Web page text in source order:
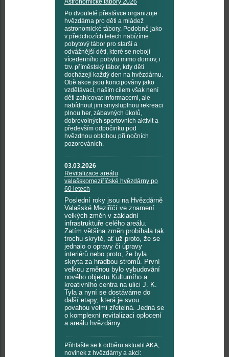
Po dvouleté přestávce organizuje
hvězdárna pro děti a mládež
astronomické tábory. Podobně jako
v předchozích letech nabízíme
pobytový tábor pro starší a
odvážnější děti, které se nebojí
vícedenního pobytu mimo domov, i
tzv. příměstský tábor, kdy děti
docházejí každý den na hvězdárnu.
Obě akce jsou koncipovány jako
vzdělávací, naším cílem však není
děti zahlcovat informacemi, ale
nabídnout jim smysluplnou rekreaci
plnou her, zábavných úkolů,
dobrovolných sportovních aktivit a
především odpočinku pod
hvězdnou oblohou při nočních
pozorováních.
03.03.2026
Revitalizace areálu
valašskomeziříčské hvězdárny po
60 letech
Poslední roky jsou na Hvězdárně
Valašské Meziříčí ve znamení
velkých změn v základní
infrastruktuře celého areálu.
Zatím většina změn probíhala tak
trochu skrytě, ať už proto, že se
jednalo o opravy či úpravy
interiérů nebo proto, že byla
skryta za hradbou stromů. První
velkou změnou bylo vybudování
nového objektu Kulturního a
kreativního centra na ulici J. K.
Tyla a nyní se dostáváme do
další etapy, která je svou
povahou velmi zřetelná. Jedná se
o komplexní revitalizaci oplocení
a areálu hvězdárny.
Přihlašte se k odběru aktualit AKA,
novinek z hvězdárny a akcí: